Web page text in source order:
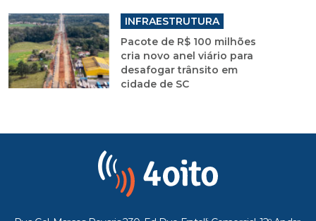
INFRAESTRUTURA
Pacote de R$ 100 milhões
cria novo anel viário para
desafogar trânsito em
cidade de SC